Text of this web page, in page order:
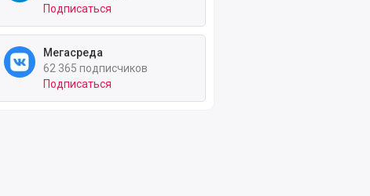
Подписаться
Мегасреда
62 365 подписчиков
Подписаться